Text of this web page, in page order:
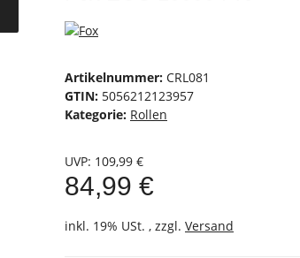
Artikelnummer: CRL081
GTIN: 5056212123957
Kategorie: Rollen
UVP: 109,99 €
84,99 €
inkl. 19% USt. , zzgl. Versand